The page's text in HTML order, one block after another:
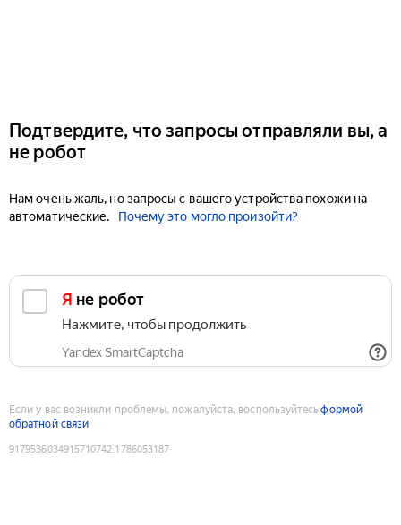
Подтвердите, что запросы отправляли вы, а
не робот
Нам очень жаль, но запросы с вашего устройства похожи на
автоматические.
Почему это могло произойти?
Я не робот
Нажмите, чтобы продолжить
Yandex SmartCaptcha
Если у вас возникли проблемы, пожалуйста, воспользуйтесьформой
обратной связи
9179536034915710742:1786053187